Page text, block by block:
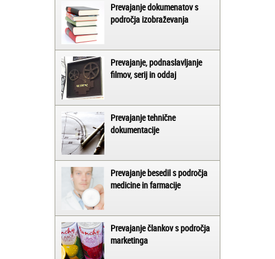
Prevajanje dokumenatov s
področja izobraževanja
Prevajanje, podnaslavljanje
filmov, serij in oddaj
Prevajanje tehnične
dokumentacije
Prevajanje besedil s področja
medicine in farmacije
Prevajanje člankov s področja
marketinga